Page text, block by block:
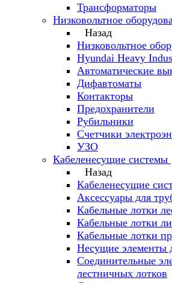
Трансформаторы
Низковольтное
Назад
Низковольтное
Hyundai Heavy
Автоматические
Дифавтоматы
Контакторы
Предохранители
Рубильники
Счетчики
УЗО
Кабеленесущие системы
Назад
Кабеленесущие
Аксессуары для
Кабельные лотки
Кабельные лотки
Кабельные лотки
Несущие элементы
Соединительные
лестничных лотков